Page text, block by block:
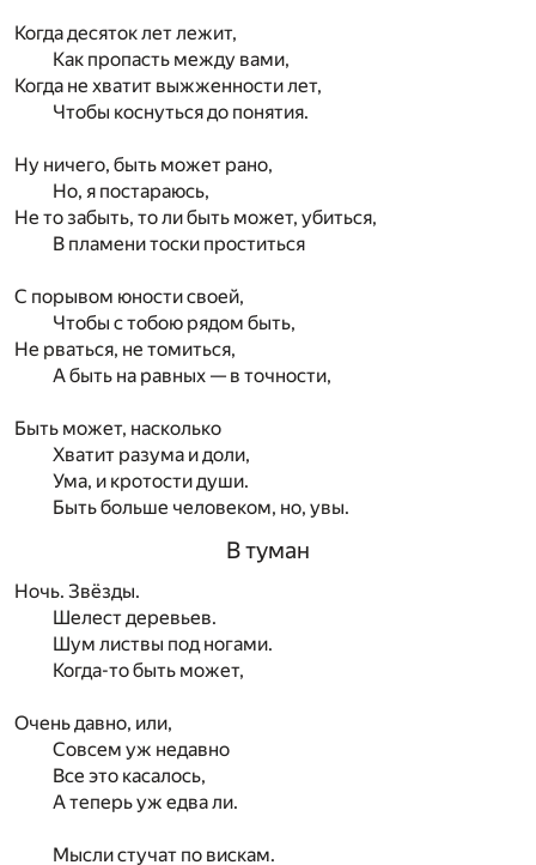
Когда десяток лет лежит,
Как пропасть между вами,
Когда не хватит выжженности лет,
Чтобы коснуться до понятия.
Ну ничего, быть может рано,
Но, я постараюсь,
Не то забыть, то ли быть может, убиться,
В пламени тоски проститься
С порывом юности своей,
Чтобы с тобою рядом быть,
Не рваться, не томиться,
А быть на равных — в точности,
Быть может, насколько
Хватит разума и доли,
Ума, и кротости души.
Быть больше человеком, но, увы.
В туман
Ночь. Звёзды.
Шелест деревьев.
Шум листвы под ногами.
Когда-то быть может,
Очень давно, или,
Совсем уж недавно
Все это касалось,
А теперь уж едва ли.
Мысли стучат по вискам.